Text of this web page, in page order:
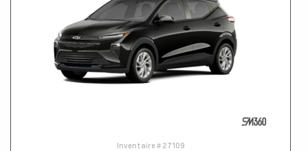
Inventaire # 27109